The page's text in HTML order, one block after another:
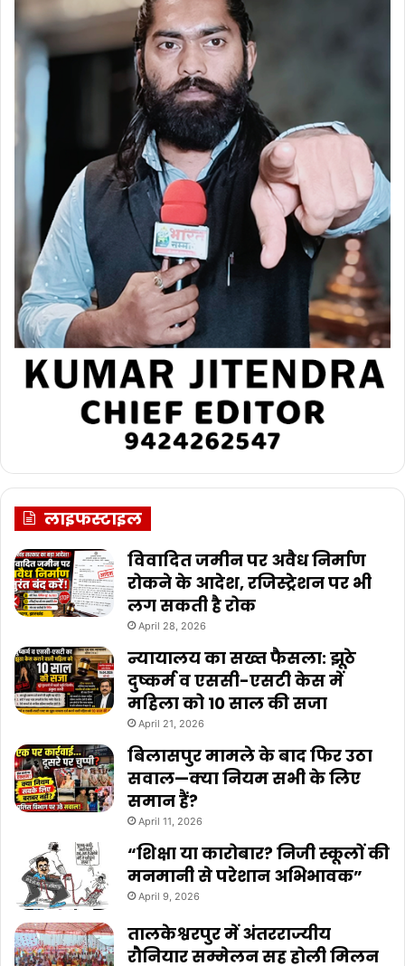
लाइफस्टाइल
विवादित जमीन पर अवैध निर्माण
रोकने के आदेश, रजिस्ट्रेशन पर भी
लग सकती है रोक
April 28, 2026
न्यायालय का सख्त फैसला: झूठे
दुष्कर्म व एससी-एसटी केस में
महिला को 10 साल की सजा
April 21, 2026
बिलासपुर मामले के बाद फिर उठा
सवाल—क्या नियम सभी के लिए
समान हैं?
April 11, 2026
“शिक्षा या कारोबार? निजी स्कूलों की
मनमानी से परेशान अभिभावक”
April 9, 2026
तालकेश्वरपुर में अंतरराज्यीय
रौनियार सम्मेलन सह होली मिलन